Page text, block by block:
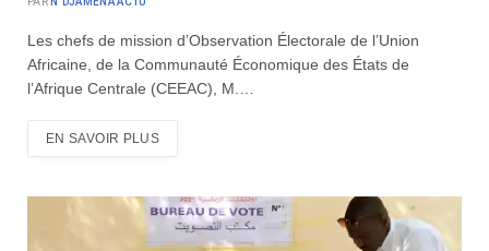
Les chefs de mission d’Observation Électorale de l’Union
Africaine, de la Communauté Économique des États de
l’Afrique Centrale (CEEAC), M.…
EN SAVOIR PLUS